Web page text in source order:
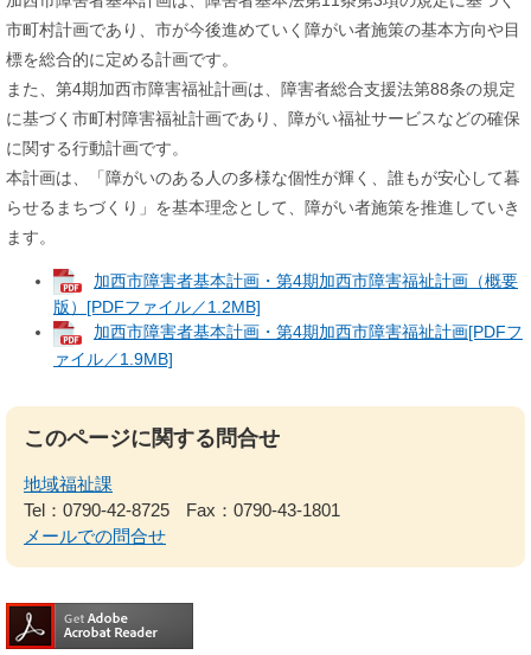
市町村計画であり、市が今後進めていく障がい者施策の基本方向や目
標を総合的に定める計画です。
また、第4期加西市障害福祉計画は、障害者総合支援法第88条の規定
に基づく市町村障害福祉計画であり、障がい福祉サービスなどの確保
に関する行動計画です。
本計画は、「障がいのある人の多様な個性が輝く、誰もが安心して暮
らせるまちづくり」を基本理念として、障がい者施策を推進していき
ます。
加西市障害者基本計画・第4期加西市障害福祉計画（概要
版）[PDFファイル／1.2MB]
加西市障害者基本計画・第4期加西市障害福祉計画[PDFフ
ァイル／1.9MB]
このページに関する問合せ
地域福祉課
Tel：0790-42-8725
Fax：0790-43-1801
メールでの問合せ